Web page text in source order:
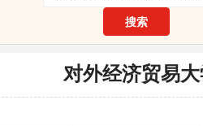
搜索
对外经济贸易